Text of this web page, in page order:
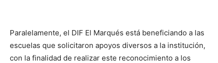
Paralelamente, el DIF El Marqués está beneficiando a las
escuelas que solicitaron apoyos diversos a la institución,
con la finalidad de realizar este reconocimiento a los